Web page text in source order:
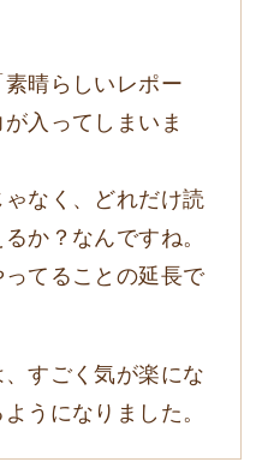
晴らしいレポー
入ってしまいま
なく、どれだけ読
か？なんですね。
てることの延長で
すごく気が楽にな
うになりました。